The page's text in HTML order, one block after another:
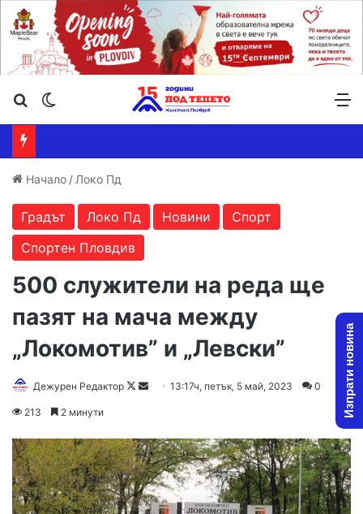
Търсене ...
Начало / Локо Пд
Градът Локо Пд Новини
Спорт
Спортен Пловдив
500 служители на реда ще
пазят на мача между
„Локомотив” и „Левски”
Дежурен Редактор
Follow
Send13:17ч, петък, 5 май, 2023 0
213 2 минути Изпрати новина